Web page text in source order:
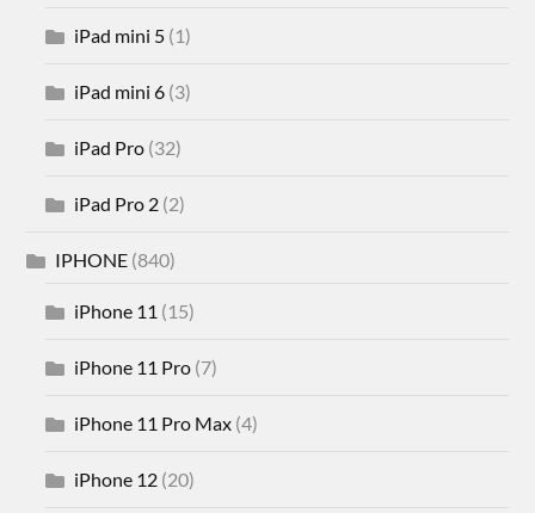
iPad mini 5 (1)
iPad mini 6 (3)
iPad Pro (32)
iPad Pro 2 (2)
IPHONE (840)
iPhone 11 (15)
iPhone 11 Pro (7)
iPhone 11 Pro Max (4)
iPhone 12 (20)